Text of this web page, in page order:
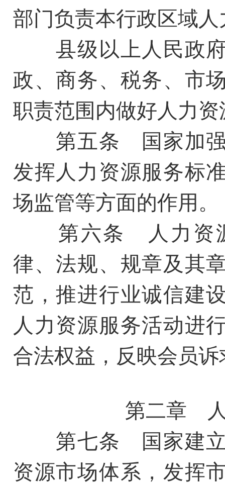
部门负责本行政区域
县级以上人民政府
政、商务、税务、市
职责范围内做好人力
第五条 国家加强
发挥人力资源服务标
场监管等方面的作用。
第六条 人力资源
律、法规、规章及其
范，推进行业诚信建
人力资源服务活动进
合法权益，反映会员
第二章
第七条 国家建立
资源市场体系，发挥